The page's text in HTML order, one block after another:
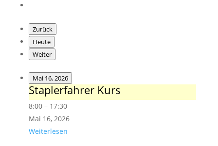
Zurück
Heute
Weiter
Mai 16, 2026
Staplerfahrer
Kurs
Staplerfahrer Kurs
8:00 – 17:30
Mai 16, 2026
Weiterlesen